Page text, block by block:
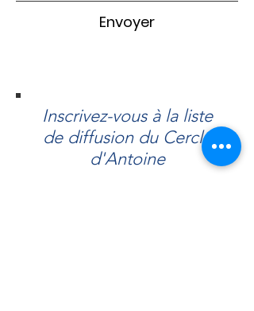
Envoyer
Inscrivez-vous à la liste
de diffusion du Cercle
d'Antoine